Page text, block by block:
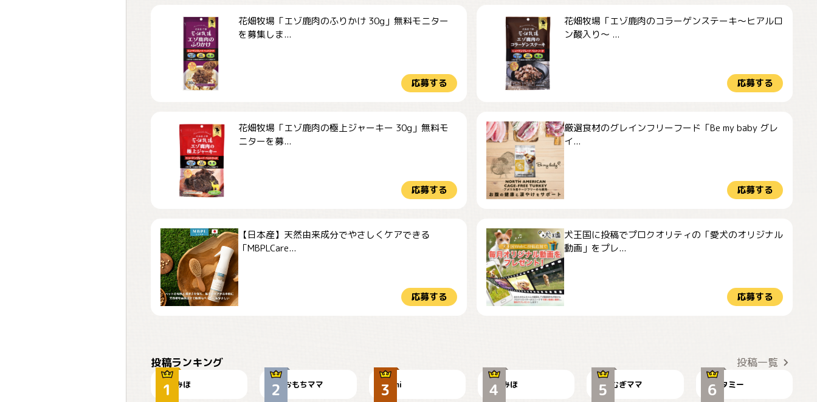
花畑牧場「エゾ鹿肉のふりかけ 30g」無料モニター
を募集しま...
応募する
花畑牧場「エゾ鹿肉のコラーゲンステーキ～ヒアルロ
ン酸入り～ ...
応募する
花畑牧場「エゾ鹿肉の極上ジャーキー 30g」無料モ
ニターを募...
応募する
厳選食材のグレインフリーフード「Be my baby グレ
イ...
応募する
【日本産】天然由来成分でやさしくケアできる
「MBPLCare...
応募する
犬王国に投稿でプロクオリティの「愛犬のオリジナル
動画」をプレ...
応募する
投稿ランキング 投稿一覧
みほ おもちママ mi みほ むぎママ タミー